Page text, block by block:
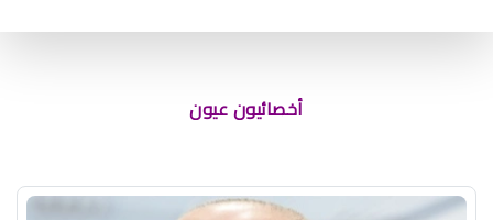
أخصائيون عيون